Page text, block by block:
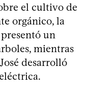
el cultivo de
orgánico, la
un
mientras
desarrolló